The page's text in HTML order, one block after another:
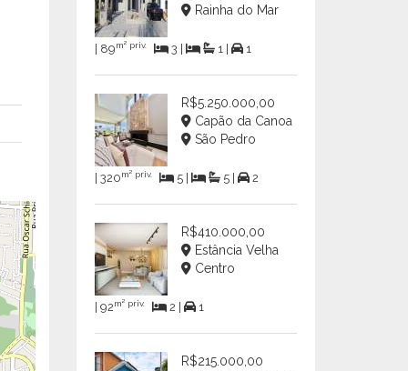
Rainha do Mar
| 89m² priv. 3 | 1 | 1
R$5.250.000,00
Capão da Canoa
São Pedro
| 320m² priv. 5 | 5 | 2
R$410.000,00
Estância Velha
Centro
| 92m² priv. 2 | 1
R$215.000,00